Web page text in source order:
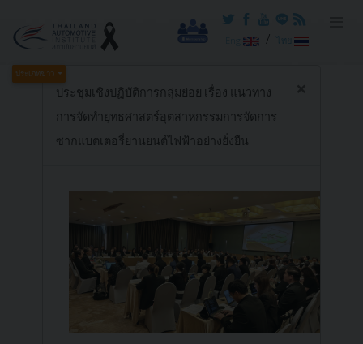
/ ไทย
ประเภทข่าว
ประชุมเชิงปฏิบัติการกลุ่มย่อย เรื่อง แนวทาง
การจัดทำยุทธศาสตร์อุตสาหกรรมการจัดการ
ซากแบตเตอรี่ยานยนต์ไฟฟ้าอย่างยั่งยืน